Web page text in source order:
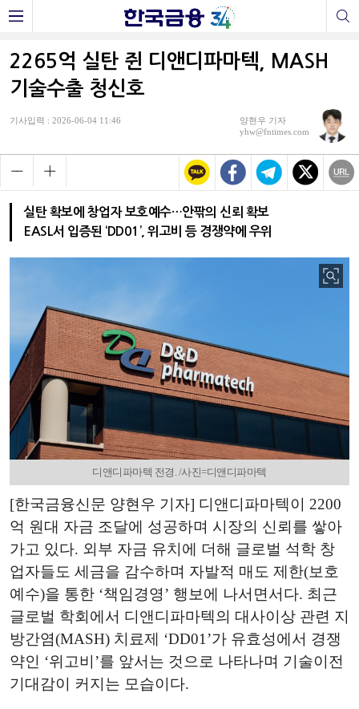
2265억 실탄 쥔 디앤디파마텍, MASH
기술수출 청신호
기사입력 : 2026-06-04 11:46
양현우 기자
yhw@fntimes.com
실탄 확보에 창업자 보호예수…안팎의 신뢰 확보
EASL서 입증된 ‘DD01’, 위고비 등 경쟁약에 우위
디앤디파마텍 전경. /사진=디앤디파마텍
[한국금융신문 양현우 기자] 디앤디파마텍이 2200
억 원대 자금 조달에 성공하며 시장의 신뢰를 쌓아
가고 있다. 외부 자금 유치에 더해 글로벌 석학 창
업자들도 세금을 감수하며 자발적 매도 제한(보호
예수)을 통한 ‘책임경영’ 행보에 나서면서다. 최근
글로벌 학회에서 디앤디파마텍의 대사이상 관련 지
방간염(MASH) 치료제 ‘DD01’가 유효성에서 경쟁
약인 ‘위고비’를 앞서는 것으로 나타나며 기술이전
기대감이 커지는 모습이다.